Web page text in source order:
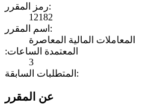
رمز المقرر:
12182
اسم المقرر:
المعاملات المالية المعاصرة
:المعتمدة الساعات
3
المتطلبات السابقة:
عن المقرر